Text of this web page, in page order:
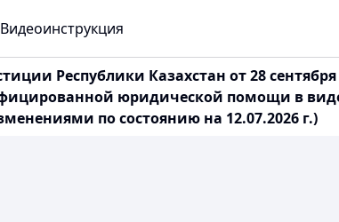
Видеоинструкция
Республики Казахстан от 28
юридической помощи в
по состоянию на 12.07.2026 г.)